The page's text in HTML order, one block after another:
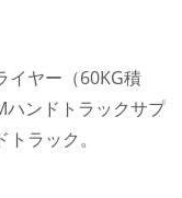
イヤー（60KG積
ハンドトラックサプ
ラック。